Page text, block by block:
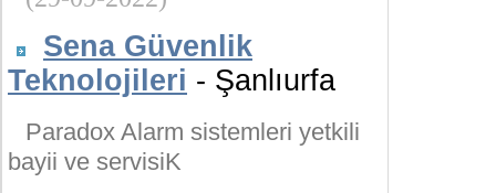
Sena Güvenlik
Teknolojileri - Şanlıurfa
Paradox Alarm sistemleri yetkili
bayii ve servisiK